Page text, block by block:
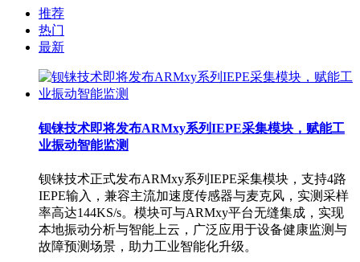
推荐
热门
最新
钡铼技术即将发布ARMxy系列IEPE采集模块，赋能工
业振动智能监测
钡铼技术正式发布ARMxy系列IEPE采集模块，支持4路
IEPE输入，兼容主流加速度传感器与麦克风，实测采样
率高达144KS/s。模块可与ARMxy平台无缝集成，实现
本地振动分析与智能上云，广泛应用于设备健康监测与
故障预测场景，助力工业智能化升级。